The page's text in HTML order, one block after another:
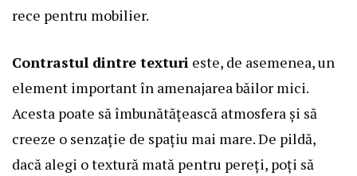
rece pentru mobilier.
Contrastul dintre texturi este, de asemenea, un
element important în amenajarea băilor mici.
Acesta poate să îmbunătățească atmosfera și să
creeze o senzație de spațiu mai mare. De pildă,
dacă alegi o textură mată pentru pereți, poți să